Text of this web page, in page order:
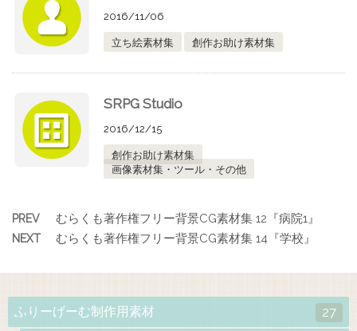
2016/11/06
立ち絵素材集 創作お助け素材集
SRPG Studio
2016/12/15
創作お助け素材集
画像素材集・ツール・その他
PREV むらくも著作権フリー背景CG素材集 12『病院1』
NEXT むらくも著作権フリー背景CG素材集 14『学校』
ふりーげーむ制作用素材 27